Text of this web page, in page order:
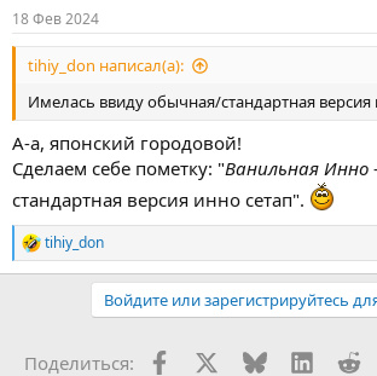
18 Фев 2024
tihiy_don написал(а):
Имелась ввиду обычная/стандартная версия
А-а, японский городовой!
Сделаем себе пометку: "Ванильная Инно
стандартная версия инно сетап".
Р
е
и
tihiy_don
Войдите или зарегистрируйтесь
Поделиться: FacebookX (Twitter)
BlueskyLinkedIn